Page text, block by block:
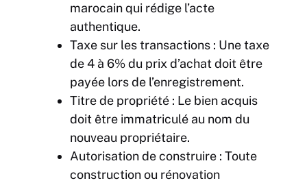
marocain qui rédige l’acte
authentique.
Taxe sur les transactions : Une taxe
de 4 à 6% du prix d’achat doit être
payée lors de l’enregistrement.
Titre de propriété : Le bien acquis
doit être immatriculé au nom du
nouveau propriétaire.
Autorisation de construire : Toute
construction ou rénovation